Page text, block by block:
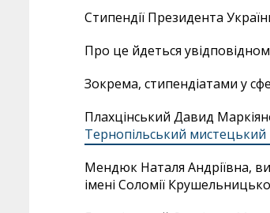
Стипендії Президента
Про це йдеться
Зокрема, стипендіатами у
Плахцінський Давид
Тернопільський мистецький
Мендюк Наталя Андріївна,
імені Соломії